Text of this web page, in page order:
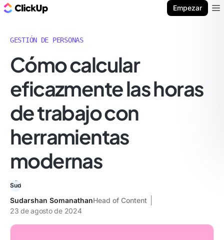
Empezar
GESTIÓN DE PERSONAS
Cómo calcular
eficazmente las horas
de trabajo con
herramientas
modernas
Sudarshan SomanathanHead of Content
23 de agosto de 2024